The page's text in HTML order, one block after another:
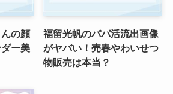
んの顔
ー美
福留光帆のパパ活流出画像
がヤバい！売春やわいせつ
物販売は本当？